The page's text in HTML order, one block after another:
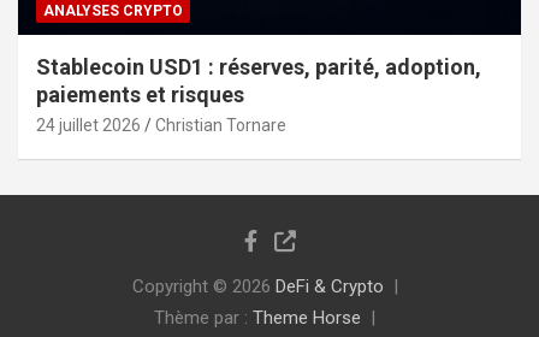
ANALYSES CRYPTO
Stablecoin USD1 : réserves, parité, adoption,
paiements et risques
24 juillet 2026 Christian Tornare
Copyright © 2026 DeFi & Crypto
Thème par : Theme Horse